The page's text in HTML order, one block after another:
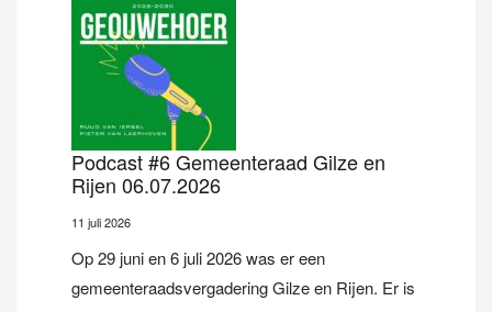
Podcast #6 Gemeenteraad Gilze en
Rijen 06.07.2026
11 juli 2026
Op 29 juni en 6 juli 2026 was er een
gemeenteraadsvergadering Gilze en Rijen. Er is